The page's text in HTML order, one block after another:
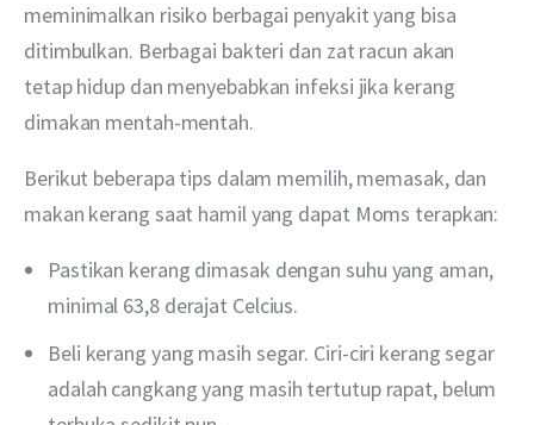
meminimalkan risiko berbagai penyakit yang bisa
ditimbulkan. Berbagai bakteri dan zat racun akan
tetap hidup dan menyebabkan infeksi jika kerang
dimakan mentah-mentah.
Berikut beberapa tips dalam memilih, memasak, dan
makan kerang saat hamil yang dapat Moms terapkan:
Pastikan kerang dimasak dengan suhu yang aman,
minimal 63,8 derajat Celcius.
Beli kerang yang masih segar. Ciri-ciri kerang segar
adalah cangkang yang masih tertutup rapat, belum